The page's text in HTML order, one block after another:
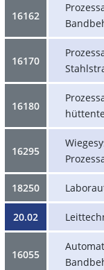
16162
16170
16180
16295
18250
20.02
16055